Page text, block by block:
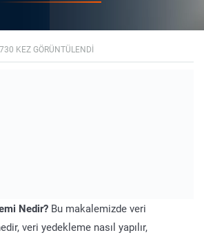
KEZ GÖRÜNTÜLENDI
Nedir? Bu makalemizde veri
veri yedekleme nasıl yapılır,